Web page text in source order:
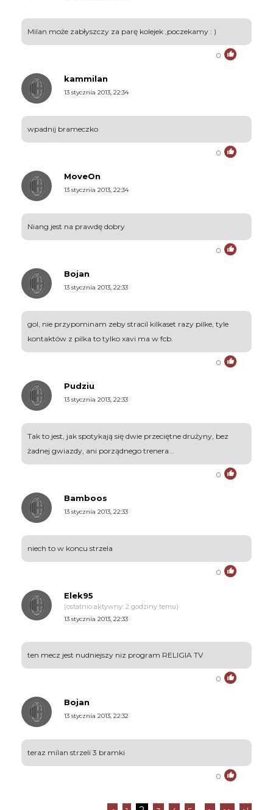
Milan może zabłyszczy za parę kolejek ,poczekamy : )
0
kammilan
13 stycznia 2013, 22:34
wpadnij brameczko
0
MoveOn
13 stycznia 2013, 22:34
Niang jest na prawdę dobry
0
Bojan
13 stycznia 2013, 22:33
gol, nie przypominam zeby stracil kilkaset razy pilke, tyle
kontaktów z pilka to tylko xavi ma w fcb.
0
Pudziu
13 stycznia 2013, 22:33
Tak to jest, jak spotykają się dwie przeciętne drużyny, bez
żadnej gwiazdy, ani porządnego trenera...
0
Bamboos
13 stycznia 2013, 22:33
niech to w koncu strzela
0
Elek95
(ostatnio aktywny: 2 godziny temu)
13 stycznia 2013, 22:33
ten mecz jest nudniejszy niz program RELIGIA TV
0
Bojan
13 stycznia 2013, 22:32
teraz milan strzeli 3 bramki
0